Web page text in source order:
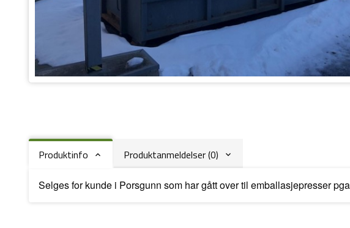
Produktinfo Produktanmeldelser (0)
Selges for kunde i Porsgunn som har gått over til emballasjepresser